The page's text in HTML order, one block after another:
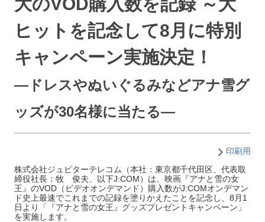
ヒットを記念して8月に特別
キャンペーン実施決定！
―ドレスやぬいぐるみなどアナ雪グ
ッズが30名様に当たる―
印刷用
株式会社ジュピターテレコム（本社：東京都千代田区、代表取
締役社長：牧 俊夫、以下J:COM）は、映画『アナと雪の女
王』のVOD（ビデオオンデマンド）購入数がJ:COMオンデマン
ド史上最速でこれまでの記録を塗りかえたことを記念し、8月1
日より「『アナと雪の女王』グッズプレゼントキャンペーン」
を実施します。